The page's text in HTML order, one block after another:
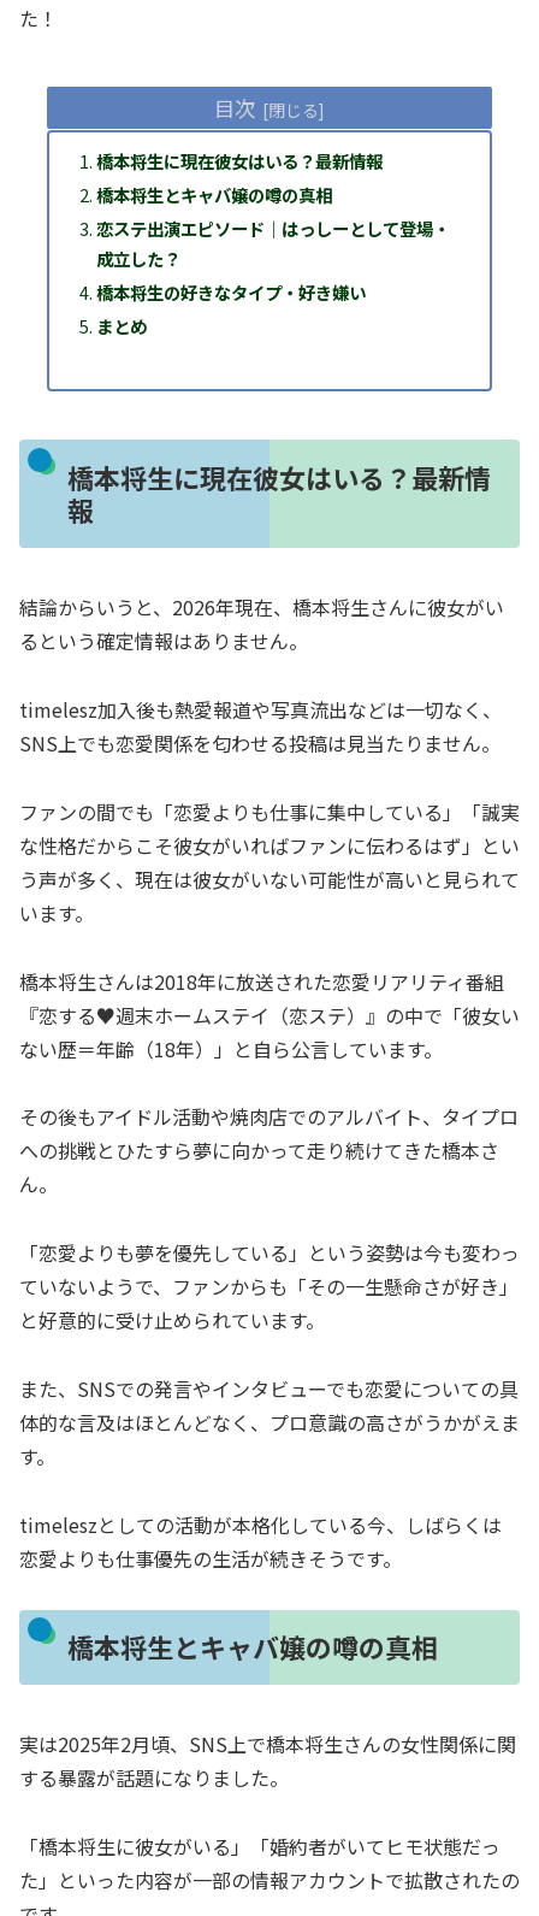
た！
目次
橋本将生に現在彼女はいる？最新情報
橋本将生とキャバ嬢の噂の真相
恋ステ出演エピソード｜はっしーとして登場・
成立した？
橋本将生の好きなタイプ・好き嫌い
まとめ
橋本将生に現在彼女はいる？最新情
報
結論からいうと、2026年現在、橋本将生さんに彼女がい
るという確定情報はありません。
timelesz加入後も熱愛報道や写真流出などは一切なく、
SNS上でも恋愛関係を匂わせる投稿は見当たりません。
ファンの間でも「恋愛よりも仕事に集中している」「誠実
な性格だからこそ彼女がいればファンに伝わるはず」とい
う声が多く、現在は彼女がいない可能性が高いと見られて
います。
橋本将生さんは2018年に放送された恋愛リアリティ番組
『恋する♥週末ホームステイ（恋ステ）』の中で「彼女い
ない歴＝年齢（18年）」と自ら公言しています。
その後もアイドル活動や焼肉店でのアルバイト、タイプロ
への挑戦とひたすら夢に向かって走り続けてきた橋本さ
ん。
「恋愛よりも夢を優先している」という姿勢は今も変わっ
ていないようで、ファンからも「その一生懸命さが好き」
と好意的に受け止められています。
また、SNSでの発言やインタビューでも恋愛についての具
体的な言及はほとんどなく、プロ意識の高さがうかがえま
す。
timeleszとしての活動が本格化している今、しばらくは
恋愛よりも仕事優先の生活が続きそうです。
橋本将生とキャバ嬢の噂の真相
実は2025年2月頃、SNS上で橋本将生さんの女性関係に関
する暴露が話題になりました。
「橋本将生に彼女がいる」「婚約者がいてヒモ状態だっ
た」といった内容が一部の情報アカウントで拡散されたの